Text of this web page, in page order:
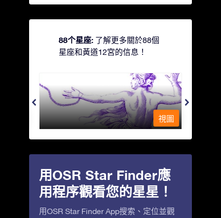
88个星座: 了解更多關於88個
星座和黃道12宮的信息！
Andromeda - 被鐵鍊鎖著的少女
視圖
用OSR Star Finder應
用程序觀看您的星星！
用OSR Star Finder App搜索、定位並觀